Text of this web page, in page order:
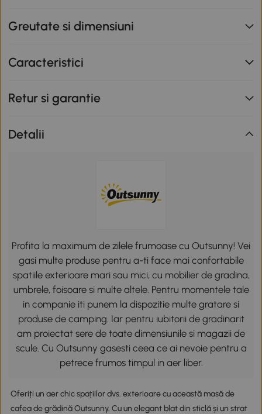
Greutate si dimensiuni
Caracteristici
Retur si garantie
Detalii
Profita la maximum de zilele frumoase cu Outsunny! Vei
gasi multe produse pentru a-ti face mai confortabile
spatiile exterioare mari sau mici, cu mobilier de gradina,
umbrele, foisoare si multe altele. Pentru momentele tale
in companie iti punem la dispozitie multe gratare si
produse de camping. Iar pentru iubitorii de gradinarit
am proiectat sere de toate dimensiunile si magazii de
scule. Cu Outsunny gasesti ceea ce ai nevoie pentru a
petrece frumos timpul in aer liber.
Oferiți un aer chic spațiilor dvs. exterioare cu această masă de
cafea de grădină Outsunny. Cu un elegant blat din sticlă și un strat